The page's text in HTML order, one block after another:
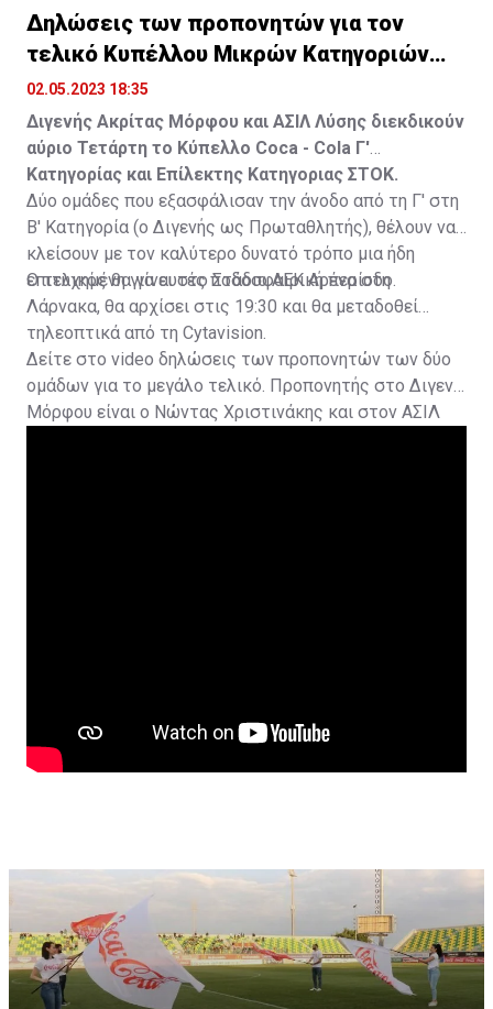
Δηλώσεις των προπονητών για τον
τελικό Κυπέλλου Μικρών Κατηγοριών
(vid)
02.05.2023 18:35
Διγενής Ακρίτας Μόρφου και ΑΣΙΛ Λύσης διεκδικούν
αύριο Τετάρτη το Κύπελλο Coca - Cola Γ'
Κατηγορίας και Επίλεκτης Κατηγοριας ΣΤΟΚ.
Δύο ομάδες που εξασφάλισαν την άνοδο από τη Γ' στη
Β' Κατηγορία (ο Διγενής ως Πρωταθλητής), θέλουν να
κλείσουν με τον καλύτερο δυνατό τρόπο μια ήδη
επιτυχημένη για αυτές ποδοσφαιρική περίοδο.
Ο τελικός θα γίνει στο Στάδιο ΑΕΚ Αρένα στη
Λάρνακα, θα αρχίσει στις 19:30 και θα μεταδοθεί
τηλεοπτικά από τη Cytavision.
Δείτε στο video δηλώσεις των προπονητών των δύο
ομάδων για το μεγάλο τελικό. Προπονητής στο Διγενή
Μόρφου είναι ο Νώντας Χριστινάκης και στον ΑΣΙΛ